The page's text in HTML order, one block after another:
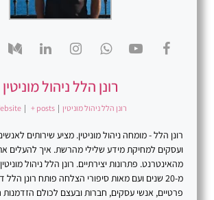
רונן הלל ניהול מוניטין
רונן הלל ניהול מוניטין |
| + posts
רונן הלל - מומחה ניהול מוניטין. מציע שירותים
ועסקים למחיקת מידע שלילי מהרשת. איך להעלים
מהאינטרנט. פתרונות יצירתיים. רונן הלל ניהול
מ-20 שנים ועם מאות סיפורי הצלחה פותח רונן
פרטיים, אנשי עסקים, חברות ובעצם לכולם